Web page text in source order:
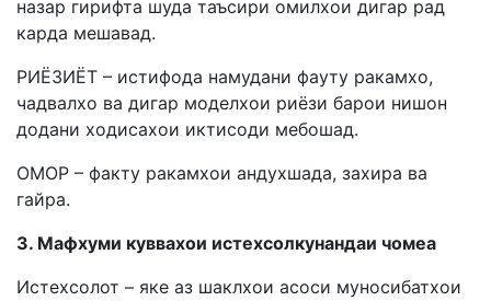
назар гирифта шуда таъсири омилхои дигар рад
карда мешавад.
РИЁЗИЁТ – истифода намудани фауту ракамхо,
чадвалхо ва дигар моделхои риёзи барои нишон
додани ходисахои иктисоди мебошад.
ОМОР – факту ракамхои андухшада, захира ва
гайра.
3. Мафхуми куввахои истехсолкунандаи чомеа
Истехсолот – яке аз шаклхои асоси муносибатхои